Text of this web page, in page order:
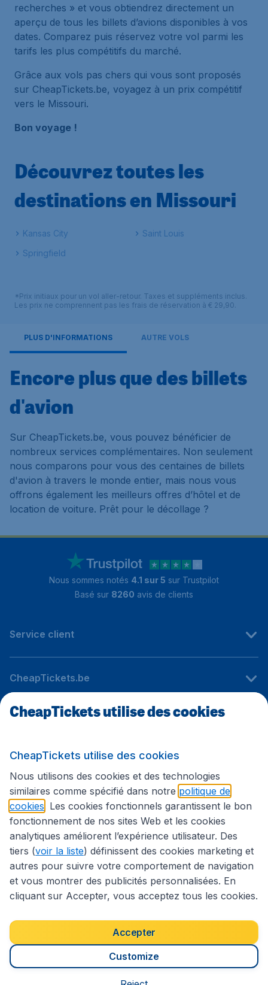
recherches » et vous obtiendrez directement un
aperçu de tous les billets d’avions disponibles à vos
dates. Comparez puis réservez votre vol parmi les
tarifs les plus compétitifs du marché.
Grâce aux vols pas chers qui vous sont proposés
sur CheapTickets.be, voyagez à un prix compétitif
vers le Missouri.
Bon voyage !
Découvrez toutes les
destinations en Missouri
Kansas City
Saint Louis
Springfield
*Prix initiaux pour un vol aller-retour. Taxes et suppléments inclus.
Les prix ne comprennent pas les frais de réservation à € 29,90.
PLUS D'INFORMATIONS AUTRE VOLS
Encore plus que des billets
d'avion
Sur CheapTickets.be, vous pouvez bénéficier de
nombreux services complémentaires. Non seulement
nous comparons pour vous des centaines de billets
d'avion à travers le monde entier, mais nous vous
offrons également les meilleurs offres d’hôtel et de
location de voiture. Prêt pour le décollage ?
Nous sommes notés 4.1 sur 5 sur Trustpilot
Basé sur 8260 avis de clients
Service client
CheapTickets.be
Sites internationaux
Suivez CheapTickets.be
Déclaration d’accessibilité
Conditions générales
Déclaration de confidentialité
Droits d’auteur © 2026
CheapTickets utilise des cookies
CheapTickets utilise des cookies
Nous utilisons des cookies et des technologies
similaires comme spécifié dans notre politique de
cookies . Les cookies fonctionnels garantissent le bon
fonctionnement de nos sites Web et les cookies
analytiques améliorent l’expérience utilisateur. Des
tiers (voir la liste) définissent des cookies marketing et
autres pour suivre votre comportement de navigation
et vous montrer des publicités personnalisées. En
cliquant sur Accepter, vous acceptez tous les cookies.
Accepter
Customize